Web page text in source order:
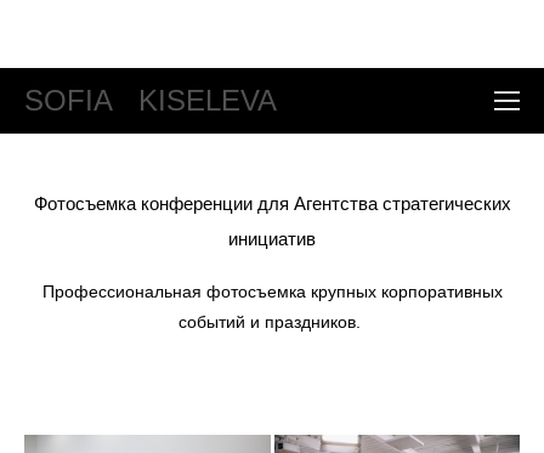
SOFIA KISELEVA
Фотосъемка конференции для Агентства стратегических
инициатив
Профессиональная фотосъемка крупных корпоративных
событий и праздников.